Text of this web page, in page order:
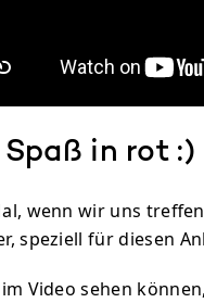
in rot :)
wenn wir uns
speziell für diesen
im Video sehen